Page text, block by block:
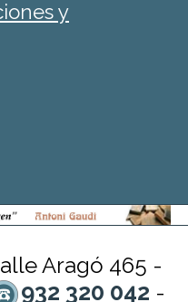
y
Aragó 465 -
932 320 042 -